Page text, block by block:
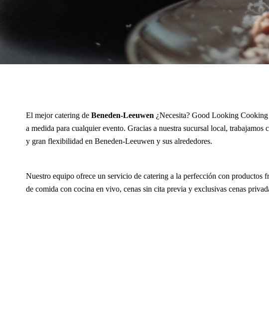
El mejor catering de Beneden-Leeuwen ¿Necesita? Good Looking
a medida para cualquier evento. Gracias a nuestra sucursal local, trabajamos
y gran flexibilidad en Beneden-Leeuwen y sus alrededores.
Nuestro equipo ofrece un servicio de catering a la perfección con productos
de comida con cocina en vivo, cenas sin cita previa y exclusivas cenas